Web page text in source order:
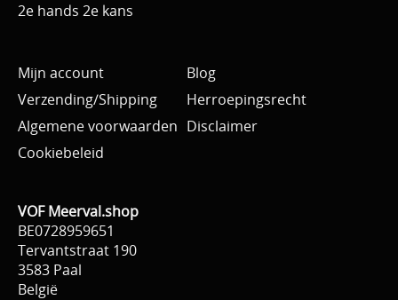
2e hands 2e kans
Mijn account
Blog
Verzending/Shipping
Herroepingsrecht
Algemene voorwaarden Disclaimer
Cookiebeleid
VOF Meerval.shop
BE0728959651
Tervantstraat 190
3583 Paal
België